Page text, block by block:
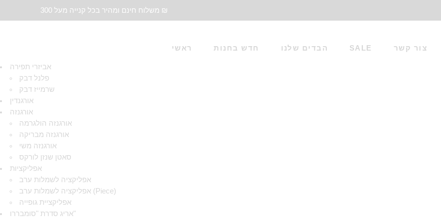
משלוח חינם ומהיר בכל קנייה מעל 300 ₪
ראשי חדש בחנות הבדים שלנו SALE צור קשר
אביזרי תפירה
פלנל דבק
שרמייז דבק
אורגנדין
אורגנזה
אורגנזה הולגרמה
אורגנזה מבריקה
אורגנזה משי
סאטן שנזן לורקס
אפליקציות
אפליקציה לשמלות ערב
אפליקציה לשמלות ערב (Piece)
אפליקציית גופייה
אריג סדרת "סומבררו"